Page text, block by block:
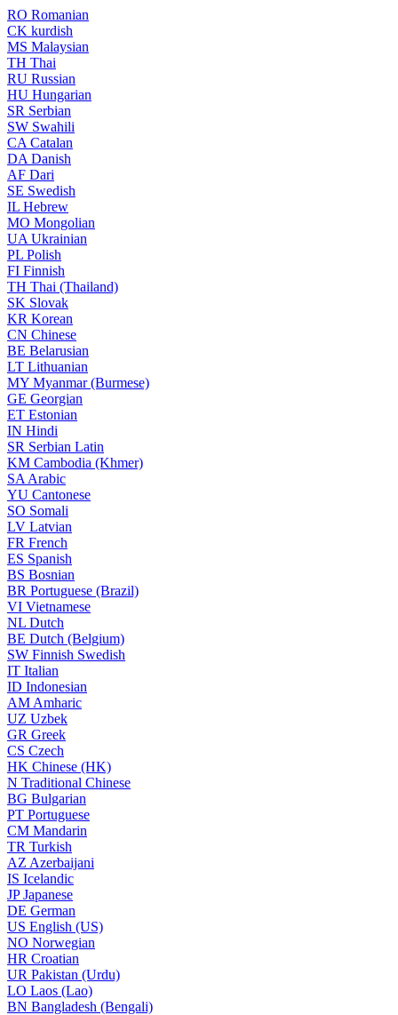
RO Romanian
CK kurdish
MS Malaysian
TH Thai
RU Russian
HU Hungarian
SR Serbian
SW Swahili
CA Catalan
DA Danish
AF Dari
SE Swedish
IL Hebrew
MO Mongolian
UA Ukrainian
PL Polish
FI Finnish
TH Thai (Thailand)
SK Slovak
KR Korean
CN Chinese
BE Belarusian
LT Lithuanian
MY Myanmar (Burmese)
GE Georgian
ET Estonian
IN Hindi
SR Serbian Latin
KM Cambodia (Khmer)
SA Arabic
YU Cantonese
SO Somali
LV Latvian
FR French
ES Spanish
BS Bosnian
BR Portuguese (Brazil)
VI Vietnamese
NL Dutch
BE Dutch (Belgium)
SW Finnish Swedish
IT Italian
ID Indonesian
AM Amharic
UZ Uzbek
GR Greek
CS Czech
HK Chinese (HK)
N Traditional Chinese
BG Bulgarian
PT Portuguese
CM Mandarin
TR Turkish
AZ Azerbaijani
IS Icelandic
JPJapanese
DE German
US English (US)
NO Norwegian
HR Croatian
UR Pakistan (Urdu)
LO Laos (Lao)
BN Bangladesh (Bengali)